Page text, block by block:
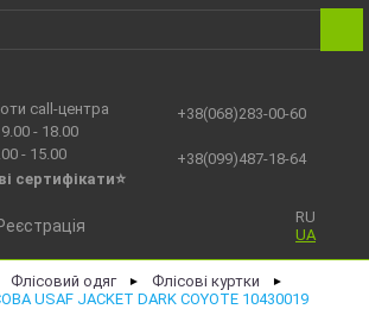
call-центра
- 18.00
- 15.00
сертифікати⭐
+38(068)283-00-60
+38(099)487-18-64
RU
UA
Флісовий одяг ► Флісові куртки ►
USAF JACKET DARK COYOTE 10430019